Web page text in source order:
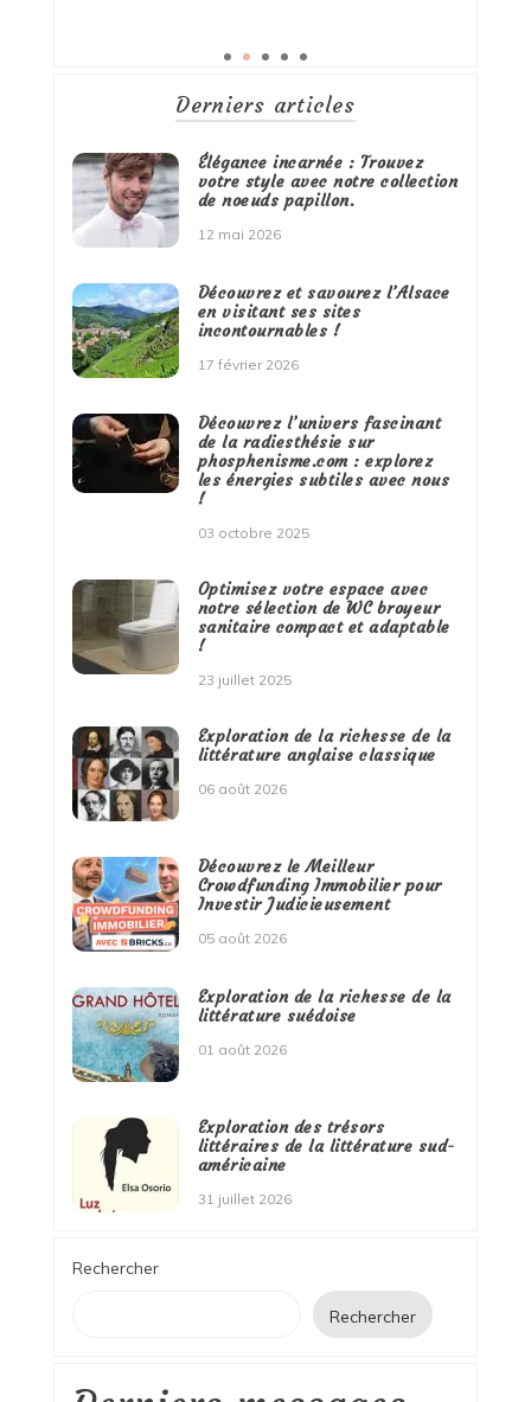
Derniers articles
Élégance incarnée : Trouvez
votre style avec notre collection
de noeuds papillon.
12 mai 2026
Découvrez et savourez l’Alsace
en visitant ses sites
incontournables !
17 février 2026
Découvrez l’univers fascinant
de la radiesthésie sur
phosphenisme.com : explorez
les énergies subtiles avec nous
!
03 octobre 2025
Optimisez votre espace avec
notre sélection de WC broyeur
sanitaire compact et adaptable
!
23 juillet 2025
Exploration de la richesse de la
littérature anglaise classique
06 août 2026
Découvrez le Meilleur
Crowdfunding Immobilier pour
Investir Judicieusement
05 août 2026
Exploration de la richesse de la
littérature suédoise
01 août 2026
Exploration des trésors
littéraires de la littérature sud-
américaine
31 juillet 2026
Rechercher
Rechercher